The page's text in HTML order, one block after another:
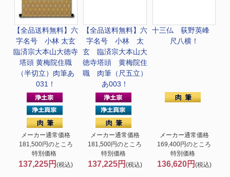
【全品送料無料】六
字名号 小林 太玄
臨済宗大本山大徳寺
塔頭 黄梅院住職
（半切立）肉筆あ
031！
メーカー通常価格
181,500円のところ
特別価格
137,225円(税込)
【全品送料無料】 六
字名号 小林 太
玄 臨済宗大本山大
徳寺塔頭 黄梅院住
職 肉筆（尺五立）
あ003！
メーカー通常価格
181,500円のところ
特別価格
137,225円 (税込)
十三仏 荻野英峰
尺八横！
メーカー通常価格
169,400円のところ
特別価格
136,620円 (税込)